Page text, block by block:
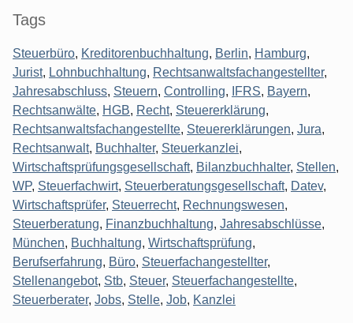
Tags
Steuerbüro, Kreditorenbuchhaltung, Berlin, Hamburg,
Jurist, Lohnbuchhaltung, Rechtsanwaltsfachangestellter,
Jahresabschluss, Steuern, Controlling, IFRS, Bayern,
Rechtsanwälte, HGB, Recht, Steuererklärung,
Rechtsanwaltsfachangestellte, Steuererklärungen, Jura,
Rechtsanwalt, Buchhalter, Steuerkanzlei,
Wirtschaftsprüfungsgesellschaft, Bilanzbuchhalter, Stellen,
WP, Steuerfachwirt, Steuerberatungsgesellschaft, Datev,
Wirtschaftsprüfer, Steuerrecht, Rechnungswesen,
Steuerberatung, Finanzbuchhaltung, Jahresabschlüsse,
München, Buchhaltung, Wirtschaftsprüfung,
Berufserfahrung, Büro, Steuerfachangestellter,
Stellenangebot, Stb, Steuer, Steuerfachangestellte,
Steuerberater, Jobs, Stelle, Job, Kanzlei